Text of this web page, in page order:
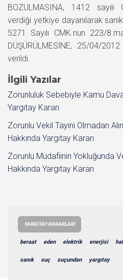
BOZULMASINA, 1412 sayılı
verdiği yetkiye dayanılarak
5271 Sayılı CMK.nun 223/
DÜŞÜRÜLMESİNE, 25/04/
verildi.
İlgili Yazılar
Zorunluluk Sebebiyle Kamu
Yargıtay Kararı
Zorunlu Vekil Tayini Olmadan
Hakkında Yargıtay Kararı
Zorunlu Müdafiinin Yokluğunda
Hakkında Yargıtay Kararı
YARGITAY KARARLARI
beraat eden elektrik enerjisi
sanık suç suçundan yargıtay